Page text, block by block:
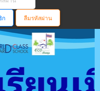
ก ลืมรหัสผ่าน
เมือง